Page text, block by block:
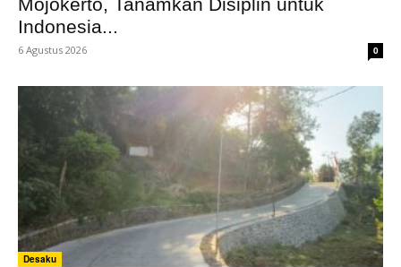
Mojokerto, Tanamkan Disiplin untuk
Indonesia...
6 Agustus 2026 0
Desaku